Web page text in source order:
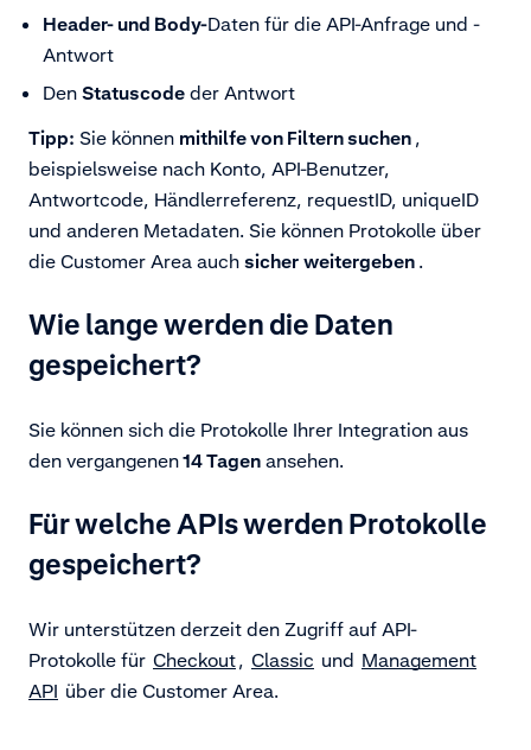
Header- und Body-Daten für die API-Anfrage und -
Antwort
Den Statuscode der Antwort
Tipp: Sie können mithilfe von Filtern suchen ,
beispielsweise nach Konto, API-Benutzer,
Antwortcode, Händlerreferenz, requestID, uniqueID
und anderen Metadaten. Sie können Protokolle über
die Customer Area auch sicher weitergeben .
Wie lange werden die Daten
gespeichert?
Sie können sich die Protokolle Ihrer Integration aus
den vergangenen14 Tagen ansehen.
Für welche APIs werden Protokolle
gespeichert?
Wir unterstützen derzeit den Zugriff auf API-
Protokolle für Checkout, Classic und Management
API über die Customer Area.